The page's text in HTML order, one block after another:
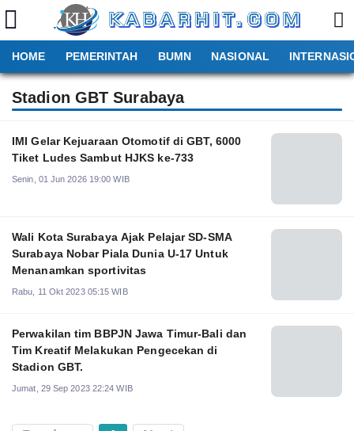
HOME PEMERINTAH BUMN NASIONAL
Stadion GBT Surabaya
IMI Gelar Kejuaraan Otomotif di GBT, 6000
Tiket Ludes Sambut HJKS ke-733
Senin, 01 Jun 2026 19:00 WIB
Wali Kota Surabaya Ajak Pelajar SD-SMA
Surabaya Nobar Piala Dunia U-17 Untuk
Menanamkan sportivitas
Rabu, 11 Okt 2023 05:15 WIB
Perwakilan tim BBPJN Jawa Timur-Bali dan
Tim Kreatif Melakukan Pengecekan di
Stadion GBT.
Jumat, 29 Sep 2023 22:24 WIB